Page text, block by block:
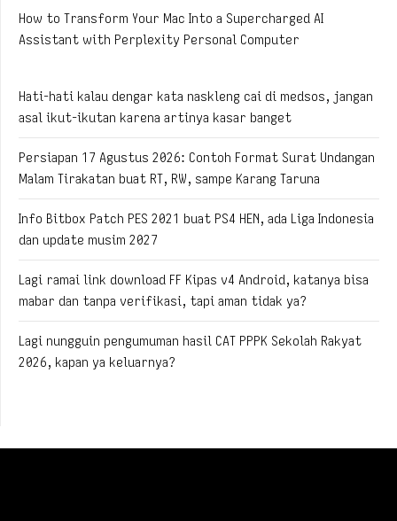
How to Transform Your Mac Into a Supercharged AI
Assistant with Perplexity Personal Computer
Hati-hati kalau dengar kata naskleng cai di medsos, jangan
asal ikut-ikutan karena artinya kasar banget
Persiapan 17 Agustus 2026: Contoh Format Surat Undangan
Malam Tirakatan buat RT, RW, sampe Karang Taruna
Info Bitbox Patch PES 2021 buat PS4 HEN, ada Liga Indonesia
dan update musim 2027
Lagi ramai link download FF Kipas v4 Android, katanya bisa
mabar dan tanpa verifikasi, tapi aman tidak ya?
Lagi nungguin pengumuman hasil CAT PPPK Sekolah Rakyat
2026, kapan ya keluarnya?